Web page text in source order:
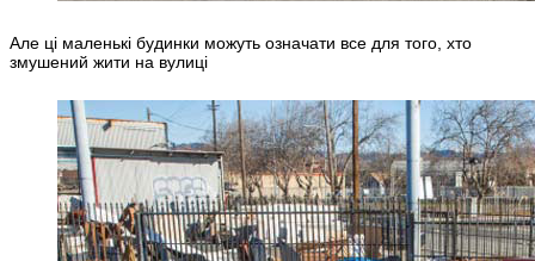
Але ці маленькі будинки можуть означати все для того, хто
змушений жити на вулиці